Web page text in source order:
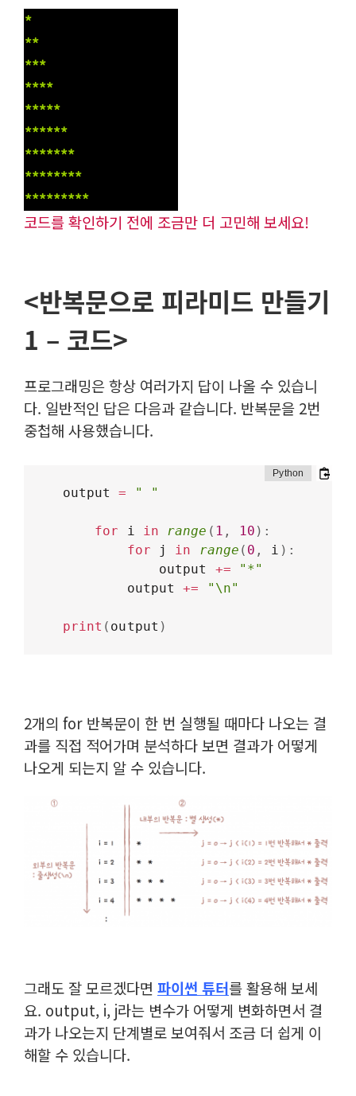
*
**
***
****
*****
******
*******
********
*********
코드를 확인하기 전에 조금만 더 고민해 보세요!
<반복문으로 피라미드 만들기
1 – 코드>
프로그래밍은 항상 여러가지 답이 나올 수 있습니
다. 일반적인 답은 다음과 같습니다. 반복문을 2번
중첩해 사용했습니다.
output = " "
for i in range ( 1 , 10 ) :
for j in range ( 0 , i ) :
            output
+=
"*"
        output
+= "\n"
print ( output )
2개의 for 반복문이 한 번 실행될 때마다 나오는 결
과를 직접 적어가며 분석하다 보면 결과가 어떻게
나오게 되는지 알 수 있습니다.
그래도 잘 모르겠다면 파이썬 튜터를 활용해 보세
요. output, i, j라는 변수가 어떻게 변화하면서 결
과가 나오는지 단계별로 보여줘서 조금 더 쉽게 이
해할 수 있습니다.